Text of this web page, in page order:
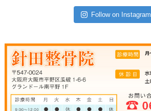
Follow on Instagram